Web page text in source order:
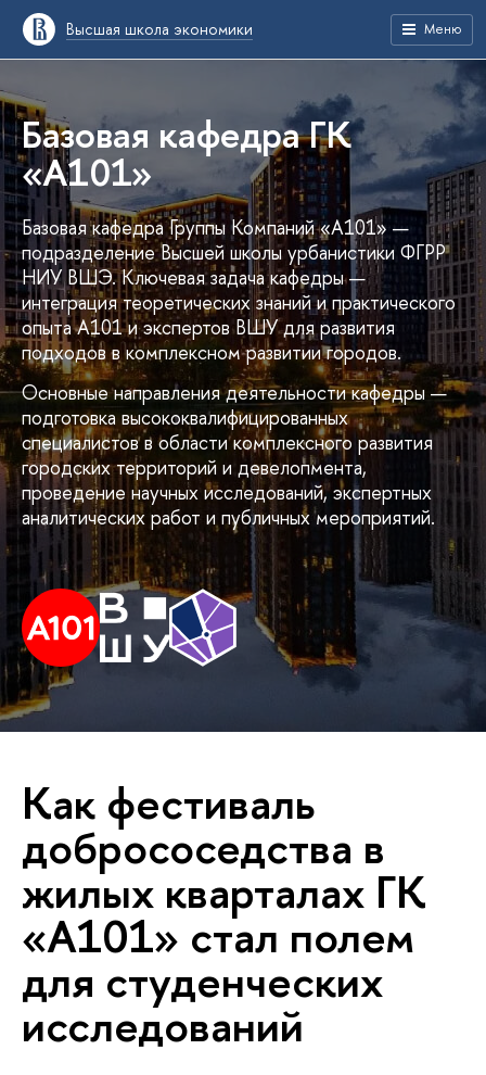
Высшая школа экономики Меню
Базовая кафедра ГК
«А101»
Базовая кафедра Группы Компаний «А101» —
подразделение Высшей школы урбанистики ФГРР
НИУ ВШЭ. Ключевая задача кафедры —
интеграция теоретических знаний и практического
опыта А101 и экспертов ВШУ для развития
подходов в комплексном развитии городов.
Основные направления деятельности кафедры —
подготовка высококвалифицированных
специалистов в области комплексного развития
городских территорий и девелопмента,
проведение научных исследований, экспертных
аналитических работ и публичных мероприятий.
Как фестиваль
добрососедства в
жилых кварталах ГК
«А101» стал полем
для студенческих
исследований